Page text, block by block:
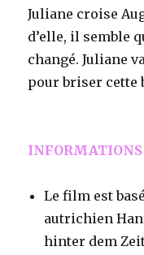
Juliane croise
d’elle, il semble
changé. Juliane
pour briser cette
Le film est
autrichien
hinter dem